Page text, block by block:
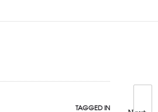
TAGGED IN